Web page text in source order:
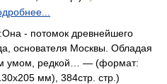
- потомок древнейшего
основателя Москвы. Обладая
умом, редкой… — (формат:
мм), 384стр. стр.)